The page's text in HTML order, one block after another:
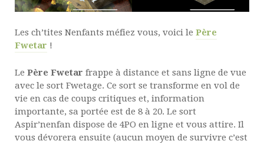
Les ch’tites Nenfants méfiez vous, voici le Père
Fwetar !
Le Père Fwetar frappe à distance et sans ligne de vue
avec le sort Fwetage. Ce sort se transforme en vol de
vie en cas de coups critiques et, information
importante, sa portée est de 8 à 20. Le sort
Aspir’nenfan dispose de 4PO en ligne et vous attire. Il
vous dévorera ensuite (aucun moyen de survivre c’est